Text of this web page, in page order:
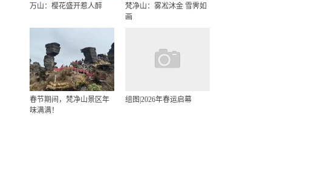
万山：樱花盛开惹人醉
梵净山：雾凇沐金 雪霁如
画
春节期间，梵净山景区年
味满满！
组图|2026年春运启幕